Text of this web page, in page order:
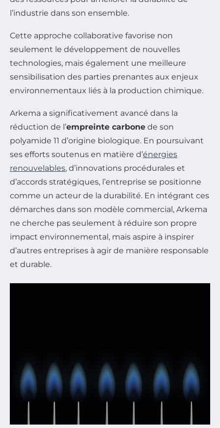
l’industrie dans son ensemble.
Cette approche collaborative favorise non
seulement le développement de nouvelles
technologies, mais également une meilleure
sensibilisation des parties prenantes aux enjeux
environnementaux liés à la production chimique.
Arkema a significativement avancé dans la
réduction de l’empreinte carbone de son
polyamide 11 d’origine biologique. En poursuivant
ses efforts soutenus en matière d’énergies
renouvelables, d’innovations procédurales et
d’accords stratégiques, l’entreprise se positionne
comme un acteur de la durabilité. En intégrant ces
démarches dans son modèle commercial, Arkema
ne cherche pas seulement à réduire son propre
impact environnemental, mais aspire à inspirer
d’autres entreprises à agir de manière responsable
et durable.